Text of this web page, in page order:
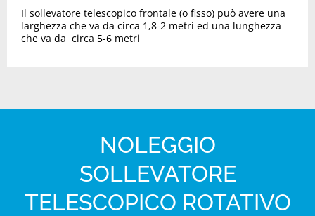
Il sollevatore telescopico frontale (o fisso) può avere una
larghezza che va da circa 1,8-2 metri ed una lunghezza
che va da circa 5-6 metri
NOLEGGIO
SOLLEVATORE
TELESCOPICO ROTATIVO